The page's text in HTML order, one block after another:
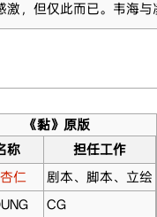
，但仅此而已。韦海与
《黏》原版
称
担任工作
仁
剧本、脚本、立绘
CG